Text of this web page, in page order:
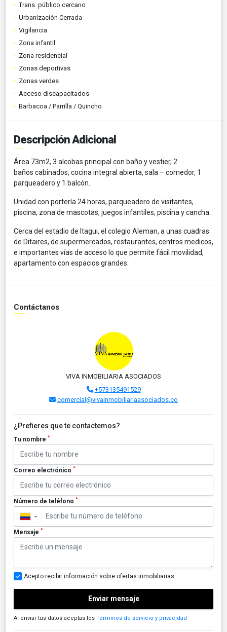
Trans. público cercano
Urbanización Cerrada
Vigilancia
Zona infantil
Zona residencial
Zonas deportivas
Zonas verdes
Acceso discapacitados
Barbacoa / Parrilla / Quincho
Descripción Adicional
Área 73m2, 3 alcobas principal con baño y vestier, 2
baños cabinados, cocina integral abierta, sala – comedor, 1
parqueadero y 1 balcón.
Unidad con portería 24 horas, parqueadero de visitantes,
piscina, zona de mascotas, juegos infantiles, piscina y cancha.
Cerca del estadio de Itagui, el colegio Aleman, a unas cuadras
de Ditaires, de supermercados, restaurantes, centros medicos,
e importantes vías de acceso lo que permite fácil movilidad,
apartamento con espacios grandes.
Contáctanos
VIVA INMOBILIARIA ASOCIADOS
+573135491529
comercial@vivainmobiliariaasociados.co
¿Prefieres que te contactemos?
Tu nombre *
Correo electrónico *
Número de teléfono *
▼
Mensaje *
Acepto recibir información sobre ofertas inmobiliarias
Enviar mensaje
Al enviar tus datos aceptas los Términos de servicio y privacidad